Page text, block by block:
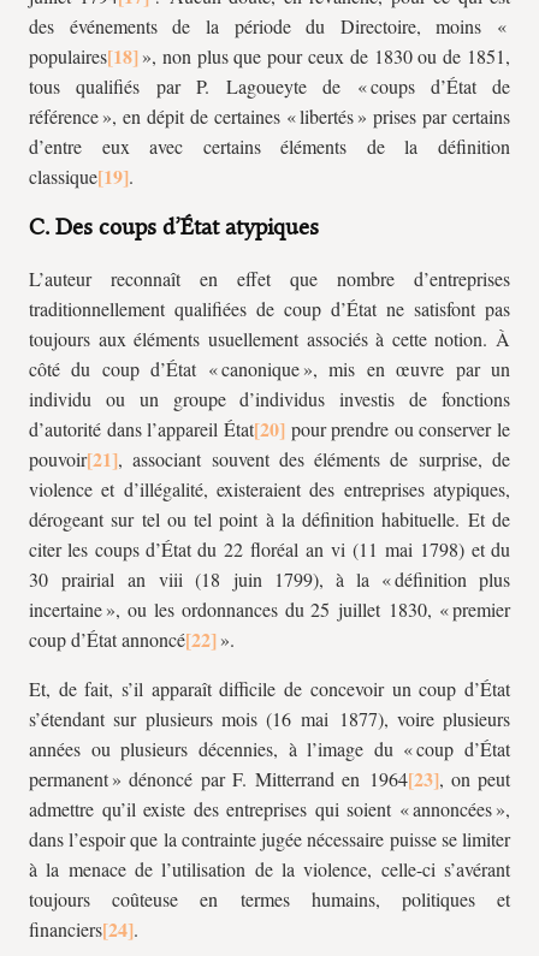
des événements de la période du Directoire, moins «
populaires
», non plus que pour ceux de 1830 ou de 1851,
tous qualifiés par P. Lagoueyte de « coups d’État de
référence », en dépit de certaines « libertés » prises par certains
d’entre eux avec certains éléments de la définition
classique
.
C. Des coups d’État atypiques
L’auteur reconnaît en effet que nombre d’entreprises
traditionnellement qualifiées de coup d’État ne satisfont pas
toujours aux éléments usuellement associés à cette notion. À
côté du coup d’État « canonique », mis en œuvre par un
individu ou un groupe d’individus investis de fonctions
d’autorité dans l’appareil État
pour prendre ou conserver le
pouvoir
, associant souvent des éléments de surprise, de
violence et d’illégalité, existeraient des entreprises atypiques,
dérogeant sur tel ou tel point à la définition habituelle. Et de
citer les coups d’État du 22 floréal anvi (11 mai 1798) et du
30 prairial an viii (18 juin 1799), à la « définition plus
incertaine », ou les ordonnances du 25 juillet 1830, « premier
coup d’État annoncé
».
Et, de fait, s’il apparaît difficile de concevoir un coup d’État
s’étendant sur plusieurs mois (16 mai 1877), voire plusieurs
années ou plusieurs décennies, à l’image du « coup d’État
permanent » dénoncé par F. Mitterrand en 1964
, on peut
admettre qu’il existe des entreprises qui soient « annoncées »,
dans l’espoir que la contrainte jugée nécessaire puisse se limiter
à la menace de l’utilisation de la violence, celle-ci s’avérant
toujours coûteuse en termes humains, politiques et
financiers
.